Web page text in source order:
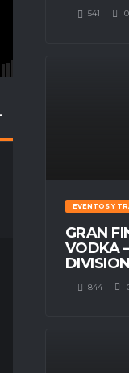
541 0
EVENTOS Y
GRAN
VODKA
DIVISION
844
67